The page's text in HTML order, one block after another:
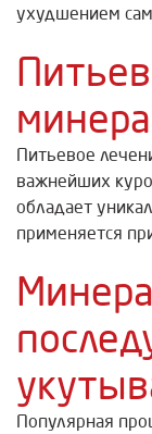
ухудшением
Питьевое
важнейших
обладает
применяется
Популярная